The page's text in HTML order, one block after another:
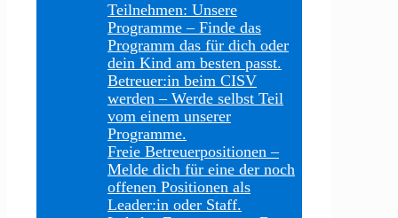
Teilnehmen: Unsere
Programme – Finde das
Programm das für dich oder
dein Kind am besten passt.
Betreuer:in beim CISV
werden – Werde selbst Teil
vom einem unserer
Programme.
Freie Betreuerpositionen –
Melde dich für eine der noch
offenen Positionen als
Leader:in oder Staff.